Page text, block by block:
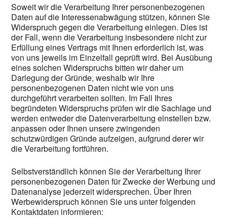
Soweit wir die Verarbeitung Ihrer personenbezogenen
Daten auf die Interessenabwägung stützen, können Sie
Widerspruch gegen die Verarbeitung einlegen. Dies ist
der Fall, wenn die Verarbeitung insbesondere nicht zur
Erfüllung eines Vertrags mit Ihnen erforderlich ist, was
von uns jeweils im Einzelfall geprüft wird. Bei Ausübung
eines solchen Widerspruchs bitten wir daher um
Darlegung der Gründe, weshalb wir Ihre
personenbezogenen Daten nicht wie von uns
durchgeführt verarbeiten sollten. Im Fall Ihres
begründeten Widerspruchs prüfen wir die Sachlage und
werden entweder die Datenverarbeitung einstellen bzw.
anpassen oder Ihnen unsere zwingenden
schutzwürdigen Gründe aufzeigen, aufgrund derer wir
die Verarbeitung fortführen.
Selbstverständlich können Sie der Verarbeitung Ihrer
personenbezogenen Daten für Zwecke der Werbung und
Datenanalyse jederzeit widersprechen. Über Ihren
Werbewiderspruch können Sie uns unter folgenden
Kontaktdaten informieren: